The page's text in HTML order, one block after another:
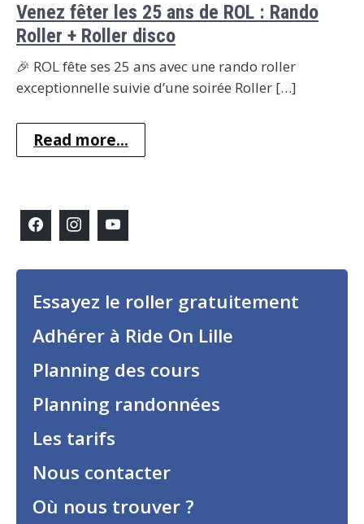
Venez fêter les 25 ans de ROL : Rando
Roller + Roller disco
🎉 ROL fête ses 25 ans avec une rando roller
exceptionnelle suivie d’une soirée Roller […]
Read more...
Essayez le roller gratuitement
Adhérer à Ride On Lille
Planning des cours
Planning randonnées
Les tarifs
Nous contacter
Où nous trouver ?